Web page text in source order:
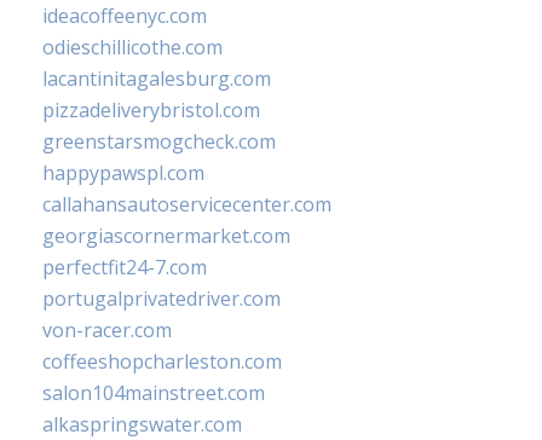
ideacoffeenyc.com
odieschillicothe.com
lacantinitagalesburg.com
pizzadeliverybristol.com
greenstarsmogcheck.com
happypawspl.com
callahansautoservicecenter.com
georgiascornermarket.com
perfectfit24-7.com
portugalprivatedriver.com
von-racer.com
coffeeshopcharleston.com
salon104mainstreet.com
alkaspringswater.com